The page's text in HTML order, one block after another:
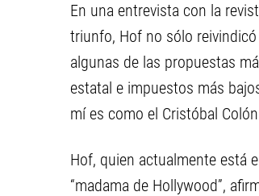
En una entrevista con la
triunfo, Hof no sólo
algunas de las propuestas
estatal e impuestos más
mí es como el Cristóbal
Hof, quien actualmente está
“madama de Hollywood”,